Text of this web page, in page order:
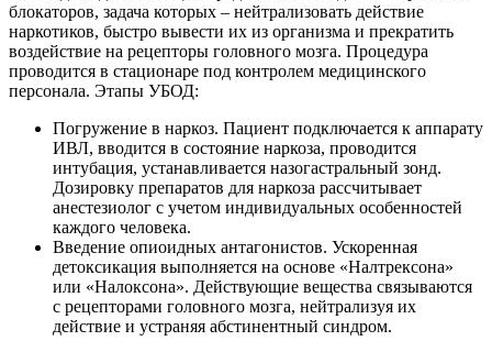
блокаторов, задача которых – нейтрализовать действие
наркотиков, быстро вывести их из организма и прекратить
воздействие на рецепторы головного мозга. Процедура
проводится в стационаре под контролем медицинского
персонала. Этапы УБОД:
Погружение в наркоз. Пациент подключается к аппарату
ИВЛ, вводится в состояние наркоза, проводится
интубация, устанавливается назогастральный зонд.
Дозировку препаратов для наркоза рассчитывает
анестезиолог с учетом индивидуальных особенностей
каждого человека.
Введение опиоидных антагонистов. Ускоренная
детоксикация выполняется на основе «Налтрексона»
или «Налоксона». Действующие вещества связываются
с рецепторами головного мозга, нейтрализуя их
действие и устраняя абстинентный синдром.